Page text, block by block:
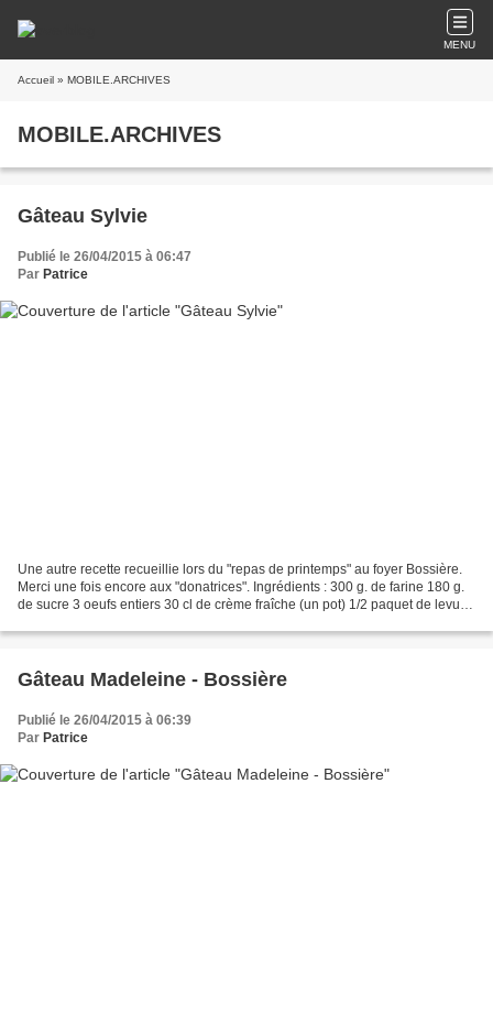
MENU
Accueil » MOBILE.ARCHIVES
MOBILE.ARCHIVES
Gâteau Sylvie
Publié le 26/04/2015 à 06:47
Par Patrice
Une autre recette recueillie lors du "repas de printemps" au foyer Bossière.
Merci une fois encore aux "donatrices". Ingrédients : 300 g. de farine 180 g.
de sucre 3 oeufs entiers 30 cl de crème fraîche (un pot) 1/2 paquet de levure
Gâteau Madeleine - Bossière
Publié le 26/04/2015 à 06:39
Par Patrice